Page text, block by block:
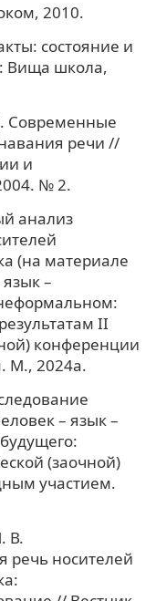
2010.
состояние и
Вища школа,
Современные
речи //
и
№ 2.
анализ
(на материале
–
II
конференции
М., 2024a.
– язык –
(заочной)
участием.
В.
речь носителей